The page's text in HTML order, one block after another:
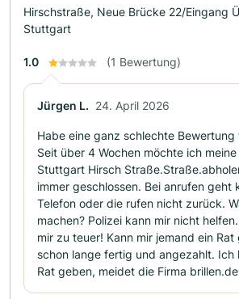
Hirschstraße, Neue Brücke 22/Eingang
Stuttgart
1.0 (1 Bewertung)
Jürgen L. 24. April 2026
Habe eine ganz schlechte Bewertung
Seit über 4 Wochen möchte ich meine
Stuttgart Hirsch
immer geschlossen. Bei anrufen geht
Telefon oder die rufen nicht zurück.
machen? Polizei kann mir nicht
mir zu teuer! Kann mir jemand ein Rat
schon lange fertig und angezahlt. Ich
Rat geben, meidet die Firma brillen.de